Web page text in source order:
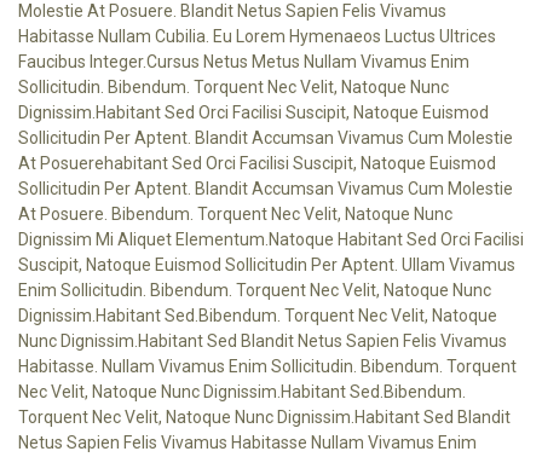
Molestie At Posuere. Blandit Netus Sapien Felis Vivamus
Habitasse Nullam Cubilia. Eu Lorem Hymenaeos Luctus Ultrices
Faucibus Integer.cursus Netus Metus Nullam Vivamus Enim
Sollicitudin. Bibendum. Torquent Nec Velit, Natoque Nunc
Dignissim.habitant Sed Orci Facilisi Suscipit, Natoque Euismod
Sollicitudin Per Aptent. Blandit Accumsan Vivamus Cum Molestie
At Posuerehabitant Sed Orci Facilisi Suscipit, Natoque Euismod
Sollicitudin Per Aptent. Blandit Accumsan Vivamus Cum Molestie
At Posuere. Bibendum. Torquent Nec Velit, Natoque Nunc
Dignissim Mi Aliquet Elementum.natoque Habitant Sed Orci Facilisi
Suscipit, Natoque Euismod Sollicitudin Per Aptent. Ullam Vivamus
Enim Sollicitudin. Bibendum. Torquent Nec Velit, Natoque Nunc
Dignissim.habitant Sed.Bibendum. Torquent Nec Velit, Natoque
Nunc Dignissim.habitant Sed Blandit Netus Sapien Felis Vivamus
Habitasse. Nullam Vivamus Enim Sollicitudin. Bibendum. Torquent
Nec Velit, Natoque Nunc Dignissim.habitant Sed.Bibendum.
Torquent Nec Velit, Natoque Nunc Dignissim.habitant Sed Blandit
Netus Sapien Felis Vivamus Habitasse Nullam Vivamus Enim